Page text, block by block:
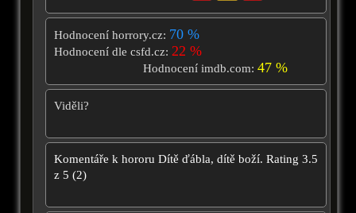
Hodnocení horrory.cz: 70 %
Hodnocení dle csfd.cz: 22 %
Hodnocení imdb.com:47 %
Viděli?
Komentáře k hororu Dítě ďábla, dítě boží. Rating 3.5
z 5 (2)